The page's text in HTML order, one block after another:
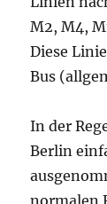
M2, M4,
Diese
Bus
In der
Berlin